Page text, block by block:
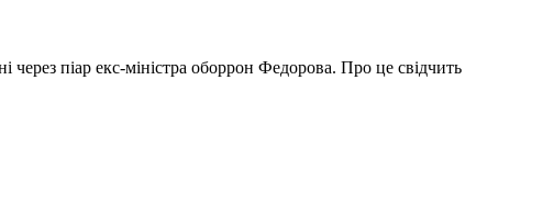
через піар екс-міністра оборрон Федорова. Про це свідчить